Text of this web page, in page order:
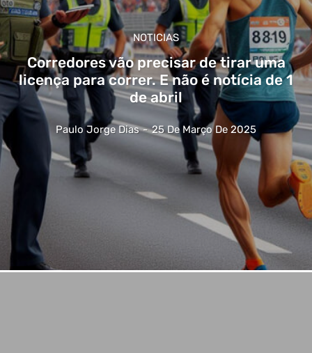
NOTICIAS
Corredores vão precisar de tirar uma
licença para correr. E não é notícia de 1
de abril
Paulo Jorge Dias - 25 De Março De 2025